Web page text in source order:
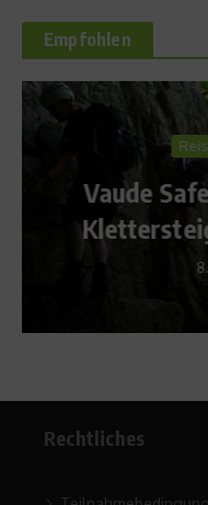
Empfohlen
Rechtliches